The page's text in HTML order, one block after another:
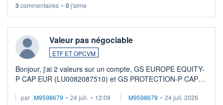
3 commentaires • 0j'aime
Valeur pas négociable
ETF ET OPCVM
Bonjour, j'ai 2 valeurs sur un compte, GS EUROPE EQUITY-
P CAP EUR (LU0082087510) et GS PROTECTION-P CAP
veux procéder à la vente, on me signale ...
par M9598679 • 24 juil. • 12:09 M9598679 • 24 juil. 2026